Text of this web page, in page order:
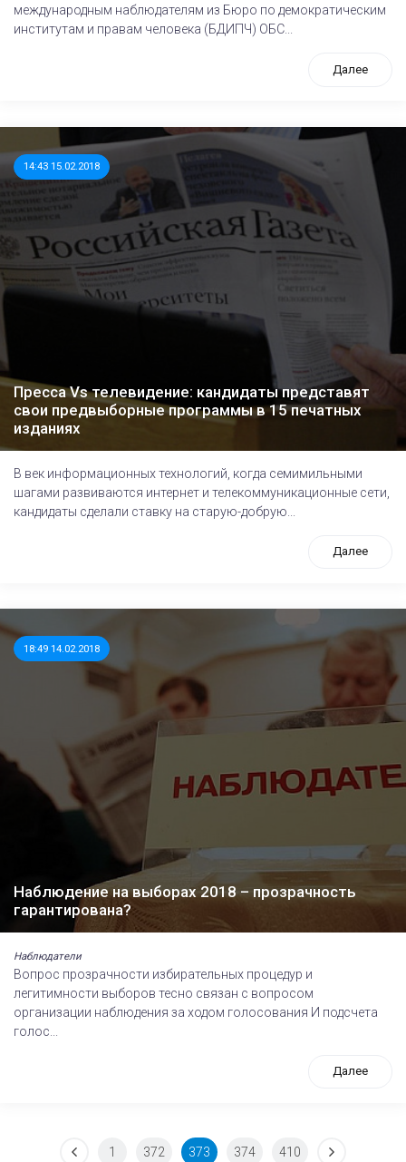
международным наблюдателям из Бюро по демократическим
институтам и правам человека (БДИПЧ) ОБС...
Далее
14:43 15.02.2018
Пресса Vs телевидение: кандидаты представят
свои предвыборные программы в 15 печатных
изданиях
В век информационных технологий, когда семимильными
шагами развиваются интернет и телекоммуникационные сети,
кандидаты сделали ставку на старую-добрую...
Далее
18:49 14.02.2018
Наблюдение на выборах 2018 – прозрачность
гарантирована?
Наблюдатели
Вопрос прозрачности избирательных процедур и
легитимности выборов тесно связан с вопросом
организации наблюдения за ходом голосования И подсчета
голос...
Далее
1 372 373 374 410